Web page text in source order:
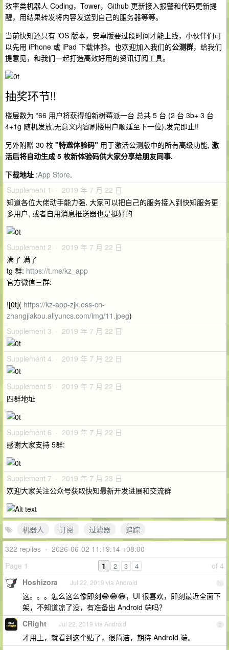
效率类机器人 Coding，Tower，Github 更新接入报警和代码更新提
醒，用结果转发将内容发送到自己的服务器等等。
当前快知还只有 iOS 版本，安卓版要过段时间才能上线，小伙伴们可
以先用 iPhone 或 iPad 下载体验。也欢迎加入我们的公测群，给我们
提意见，和我们一起打造高效好用的资讯订阅工具。
抽奖环节!!
楼层数为 *66 用户将获得船新树莓派一台 总共 5 台 (2 台 3b+ 3 台
4+1g 随机发放,无意义内容刷楼用户顺延至下一位),发完即止!!
另外附赠 30 枚 "特邀体验码" 用于激活公测版中的所有高级功能, 激
活后将自动生成 5 枚新体验码供大家分享给朋友同事.
下载地址 :App Store.
Supplement 1 · 2019 年 7 月 22 日
知道各位大佬动手能力强, 大家可以把自己的服务接入到快知服务更
多用户, 或者自用消息推送器也是挺好的
Supplement 2 · 2019 年 7 月 22 日
满了 满了
tg 群: https://t.me/kz_app
官方微信三群:
​​![0t]( https://kz-app-zjk.oss-cn-
zhangjiakou.aliyuncs.com/img/11.jpeg)
Supplement 3 · 2019 年 7 月 22 日
Supplement 4 · 2019 年 7 月 22 日
Supplement 5 · 2019 年 7 月 22 日
四群地址
Supplement 6 · 2019 年 7 月 22 日
感谢大家支持 5群:
Supplement 7 · 2019 年 7 月 23 日
欢迎大家关注公众号获取快知最新开发进展和交流群
机器人 订阅 过滤器
追踪
322 replies • 2026-06-02 11:19:14 +08:00
Page 1
of 4
1 2 3 4
1
Hoshizora Jul 22, 2019 via Android
这。。。怎么这么像即刻😂😂😂，UI 很喜欢，即刻最近全面下
架，不知道凉了没，有准备出 Android 端吗？
2
CRight Jul 22, 2019 via Android
才用上，就看到这个贴了，很简洁，期待 Android 端。